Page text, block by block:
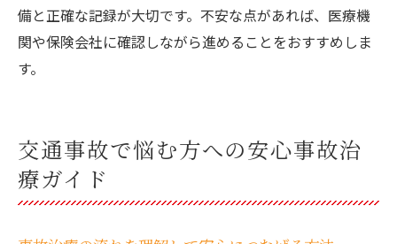
備と正確な記録が大切です。不安な点があれば、医療機
関や保険会社に確認しながら進めることをおすすめしま
す。
交通事故で悩む方への安心事故治
療ガイド